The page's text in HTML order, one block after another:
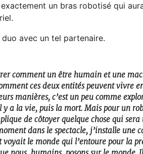
un bras robotisé qui
avec un tel partenaire.
comment un être humain et une
ces deux entités peuvent vivre
manières, c’est un peu comme
y a la vie, puis la mort. Mais pour un
de côtoyer quelque chose qui
dans le spectacle, j’installe une
le monde qui l’entoure pour la